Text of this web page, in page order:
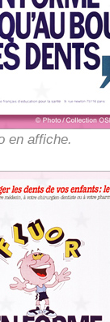
en affiche.